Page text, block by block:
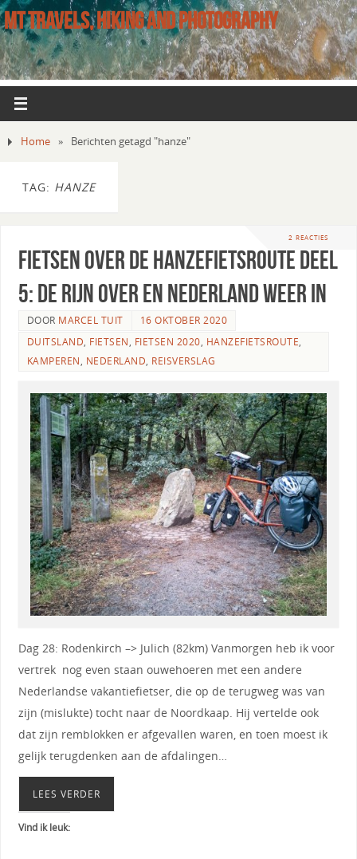
MT TRAVELS, HIKING AND PHOTOGRAPHY
Home » Berichten getagd "hanze"
TAG: HANZE
2 REACTIES
Fietsen over de Hanzefietsroute deel
5: de Rijn over en Nederland weer in
DOOR MARCEL TUIT
16 OKTOBER 2020
DUITSLAND, FIETSEN, FIETSEN 2020, HANZEFIETSROUTE,
KAMPEREN, NEDERLAND, REISVERSLAG
Dag 28: Rodenkirch –> Julich (82km) Vanmorgen heb ik voor
vertrek nog even staan ouwehoeren met een andere
Nederlandse vakantiefietser, die op de terugweg was van
zijn (mislukte) tocht naar de Noordkaap. Hij vertelde ook
dat zijn remblokken er afgevallen waren, en toen moest ik
gelijk terugdenken aan de afdalingen…
LEES VERDER
Vind ik leuk: